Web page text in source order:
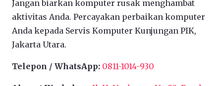
Jangan biarkan komputer rusak menghambat
aktivitas Anda. Percayakan perbaikan komputer
Anda kepada Servis Komputer Kunjungan PIK,
Jakarta Utara.
Telepon / WhatsApp: 0811-1014-930